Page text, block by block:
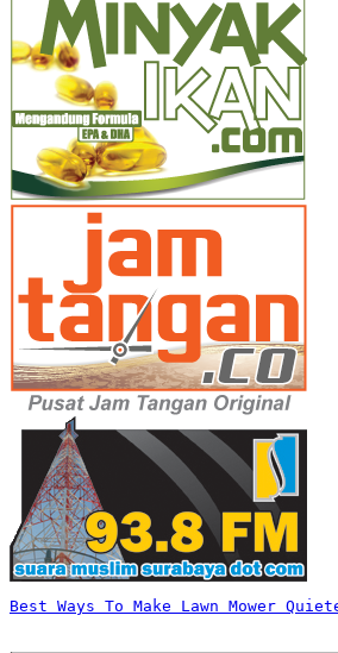
Best Ways To Make Lawn Mower